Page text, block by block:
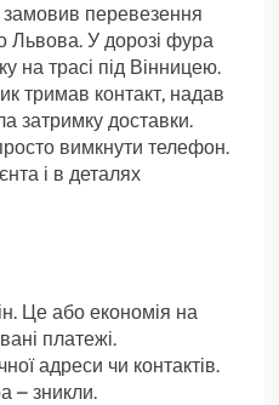
замовив перевезення
Львова. У дорозі фура
на трасі під Вінницею.
тримав контакт, надав
затримку доставки.
вимкнути телефон.
і в деталях
Це або економія на
платежі.
адреси чи контактів.
– зникли.